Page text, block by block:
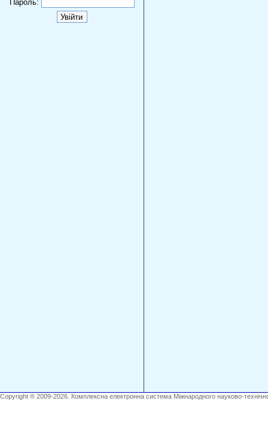
Пароль:
Copyright ® 2009-2026. Комплексна електронна система Міжнародного науково-